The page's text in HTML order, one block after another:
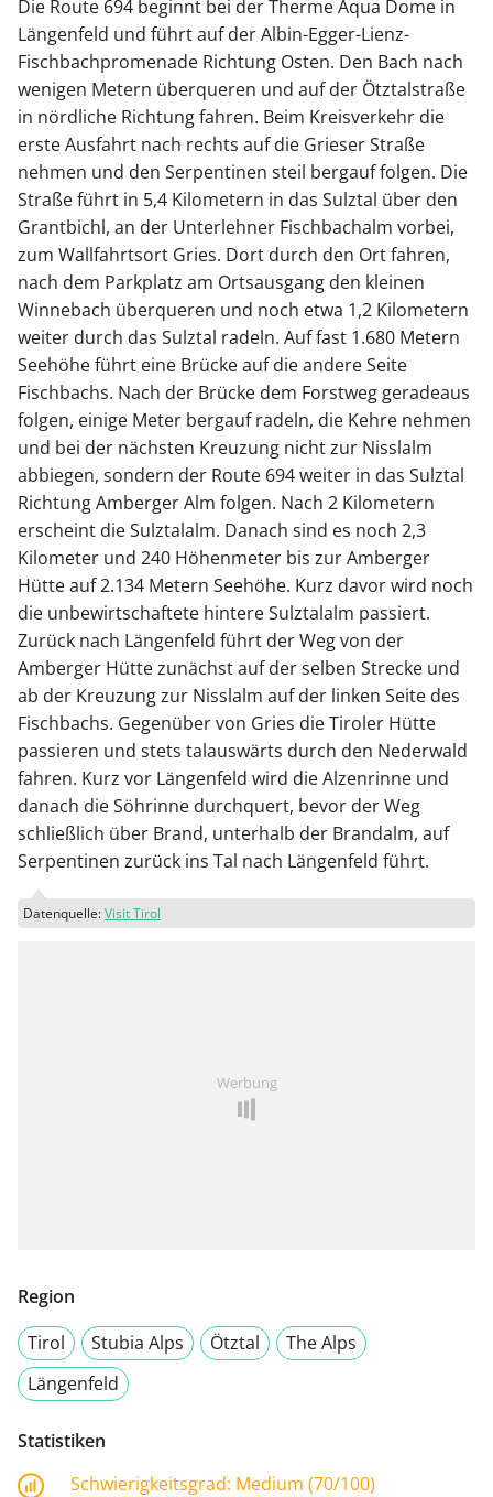
Die Route 694 beginnt bei der Therme Aqua Dome in
Längenfeld und führt auf der Albin-Egger-Lienz-
Fischbachpromenade Richtung Osten. Den Bach nach
wenigen Metern überqueren und auf der Ötztalstraße
in nördliche Richtung fahren. Beim Kreisverkehr die
erste Ausfahrt nach rechts auf die Grieser Straße
nehmen und den Serpentinen steil bergauf folgen. Die
Straße führt in 5,4 Kilometern in das Sulztal über den
Grantbichl, an der Unterlehner Fischbachalm vorbei,
zum Wallfahrtsort Gries. Dort durch den Ort fahren,
nach dem Parkplatz am Ortsausgang den kleinen
Winnebach überqueren und noch etwa 1,2 Kilometern
weiter durch das Sulztal radeln. Auf fast 1.680 Metern
Seehöhe führt eine Brücke auf die andere Seite
Fischbachs. Nach der Brücke dem Forstweg geradeaus
folgen, einige Meter bergauf radeln, die Kehre nehmen
und bei der nächsten Kreuzung nicht zur Nisslalm
abbiegen, sondern der Route 694 weiter in das Sulztal
Richtung Amberger Alm folgen. Nach 2 Kilometern
erscheint die Sulztalalm. Danach sind es noch 2,3
Kilometer und 240 Höhenmeter bis zur Amberger
Hütte auf 2.134 Metern Seehöhe. Kurz davor wird noch
die unbewirtschaftete hintere Sulztalalm passiert.
Zurück nach Längenfeld führt der Weg von der
Amberger Hütte zunächst auf der selben Strecke und
ab der Kreuzung zur Nisslalm auf der linken Seite des
Fischbachs. Gegenüber von Gries die Tiroler Hütte
passieren und stets talauswärts durch den Nederwald
fahren. Kurz vor Längenfeld wird die Alzenrinne und
danach die Söhrinne durchquert, bevor der Weg
schließlich über Brand, unterhalb der Brandalm, auf
Serpentinen zurück ins Tal nach Längenfeld führt.
Datenquelle:Visit Tirol
Werbung
Region
Tirol
Stubia Alps Ötztal
The Alps
Längenfeld
Statistiken
Schwierigkeitsgrad: Medium (70/100)